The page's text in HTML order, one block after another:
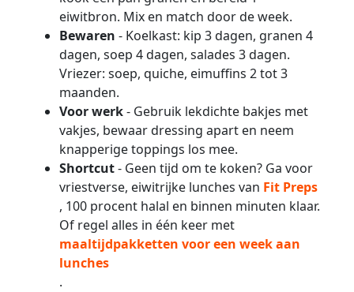
eiwitbron. Mix en match door de week.
Bewaren - Koelkast: kip 3 dagen, granen 4
dagen, soep 4 dagen, salades 3 dagen.
Vriezer: soep, quiche, eimuffins 2 tot 3
maanden.
Voor werk- Gebruik lekdichte bakjes met
vakjes, bewaar dressing apart en neem
knapperige toppings los mee.
Shortcut- Geen tijd om te koken? Ga voor
vriestverse, eiwitrijke lunches van Fit Preps
, 100 procent halal en binnen minuten klaar.
Of regel alles in één keer met
maaltijdpakketten voor een week aan
lunches
.